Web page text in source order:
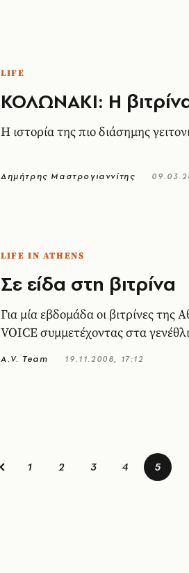
LIFE
ΚΟΛΩΝΑΚΙ: Η
Η ιστορία της πιο διάσηµης
Δημήτρης Μαστρογιαννίτης
LIFE IN ATHENS
Σε είδα στη βιτρίνα
Για μία εβδομάδα οι βιτρίνες της
VOICE συμμετέχοντας στα
A.V. Team 19.11.2008, 17:12
1 2 3 4 5